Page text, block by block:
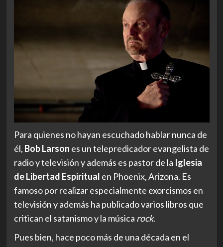
Para quienes no hayan escuchado hablar nunca de
él, Bob Larson es un telepredicador evangelista de
radio y televisión y además es pastor de la Iglesia
de Libertad Espiritual en Phoenix, Arizona. Es
famoso por realizar especialmente exorcismos en
televisión y además ha publicado varios libros que
critican el satanismo y la música rock.
Pues bien, hace poco más de una década en el